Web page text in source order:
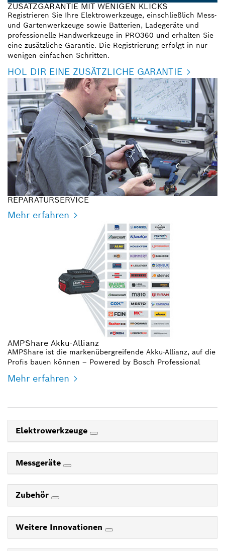
ZUSATZGARANTIE MIT WENIGEN KLICKS
Registrieren Sie Ihre Elektrowerkzeuge, einschließlich Mess-
und Gartenwerkzeuge sowie Batterien, Ladegeräte und
professionelle Handwerkzeuge in PRO360 und erhalten Sie
eine zusätzliche Garantie. Die Registrierung erfolgt in nur
wenigen einfachen Schritten.
HOL DIR EINE ZUSÄTZLICHE GARANTIE
REPARATURSERVICE
Mehr erfahren
AMPShare Akku-Allianz
AMPShare ist die markenübergreifende Akku-Allianz, auf die
Profis bauen können – Powered by Bosch Professional
Mehr erfahren
Elektrowerkzeuge
Messgeräte
Zubehör
Weitere Innovationen